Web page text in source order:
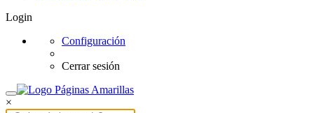
Login
Configuración
Cerrar sesión
×